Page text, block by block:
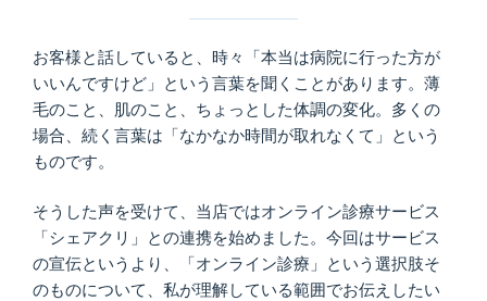
お客様と話していると、時々「本当は病院に行った方が
いいんですけど」という言葉を聞くことがあります。薄
毛のこと、肌のこと、ちょっとした体調の変化。多くの
場合、続く言葉は「なかなか時間が取れなくて」という
ものです。
そうした声を受けて、当店ではオンライン診療サービス
「シェアクリ」との連携を始めました。今回はサービス
の宣伝というより、「オンライン診療」という選択肢そ
のものについて、私が理解している範囲でお伝えしたい